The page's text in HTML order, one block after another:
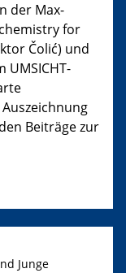
der Max-
for
Čolić) und
UMSICHT-
Beiträge zur
Junge